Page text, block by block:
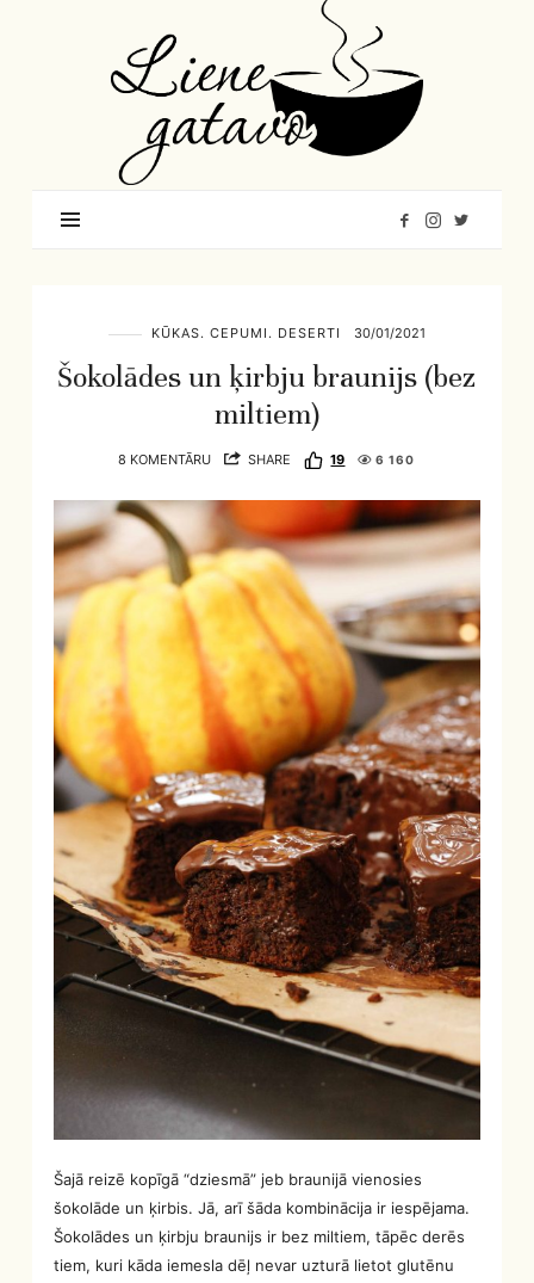
Gatavo
–
Mana
garšu
pasaule
KŪKAS. CEPUMI. DESERTI 30/01/2021
Šokolādes un ķirbju braunijs (bez
miltiem)
8 KOMENTĀRU SHARE 19 6 160
Šajā reizē kopīgā “dziesmā” jeb braunijā vienosies
šokolāde un ķirbis. Jā, arī šāda kombinācija ir iespējama.
Šokolādes un ķirbju braunijs ir bez miltiem, tāpēc derēs
tiem, kuri kāda iemesla dēļ nevar uzturā lietot glutēnu